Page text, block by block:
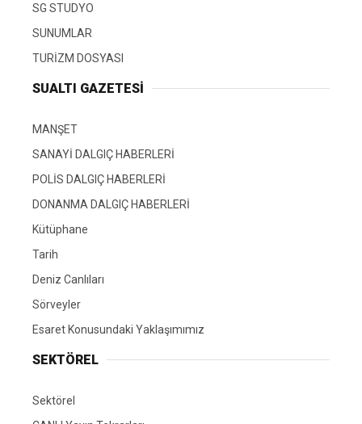
SG STUDYO
SUNUMLAR
TURİZM DOSYASI
SUALTI GAZETESI
MANŞET
SANAYİ DALGIÇ HABERLERİ
POLİS DALGIÇ HABERLERİ
DONANMA DALGIÇ HABERLERİ
Kütüphane
Tarih
Deniz Canlıları
Sörveyler
Esaret Konusundaki Yaklaşımımız
SEKTÖREL
Sektörel